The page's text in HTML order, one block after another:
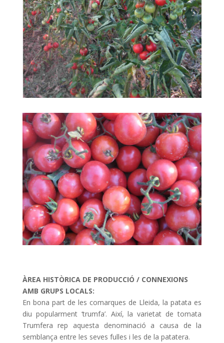
ÀREA HISTÒRICA DE PRODUCCIÓ / CONNEXIONS
AMB GRUPS LOCALS:
En bona part de les comarques de Lleida, la patata es
diu popularment ‘trumfa’. Així, la varietat de tomata
Trumfera rep aquesta denominació a causa de la
semblança entre les seves fulles i les de la patatera.